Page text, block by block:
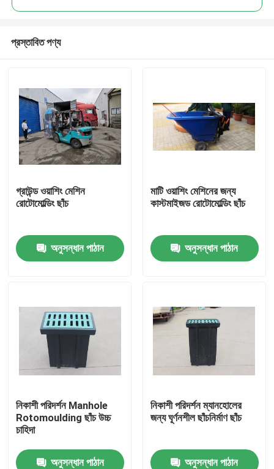
বাড়ি
পণ্য
ভিডিও
প্রস্তাবিত পণ্য
গ্রাউন্ড ওয়াশিং মেশিন
রোটোমোল্ডিং ছাঁচ
অনুসন্ধান পাঠান
মাটি ওয়াশিং মেশিনের জন্য
কাস্টমাইজড রোটোমোল্ডিং ছাঁচ
অনুসন্ধান পাঠান
নিকাশী পরিদর্শন Manhole
Rotomoulding ছাঁচ উচ্চ
চাহিদা
অনুসন্ধান পাঠান
নিকাশী পরিদর্শন ম্যানহোলের
জন্য ঘূর্ণনশীল ছাঁচনির্মাণ ছাঁচ
অনুসন্ধান পাঠান